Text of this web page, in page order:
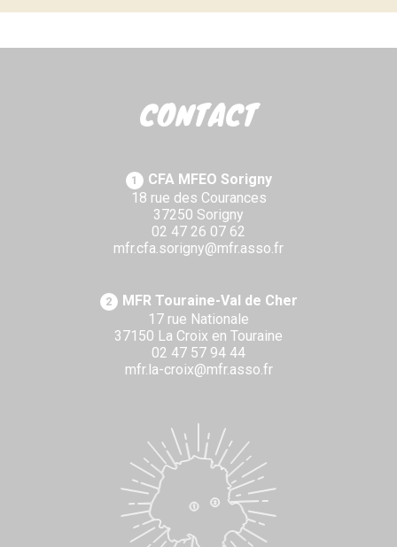
CONTACT
1
CFA MFEO Sorigny
18 rue des Courances
37250 Sorigny
02 47 26 07 62
mfr.cfa.sorigny@mfr.asso.fr
2
MFR Touraine-Val de Cher
17 rue Nationale
37150 La Croix en Touraine
02 47 57 94 44
mfr.la-croix@mfr.asso.fr